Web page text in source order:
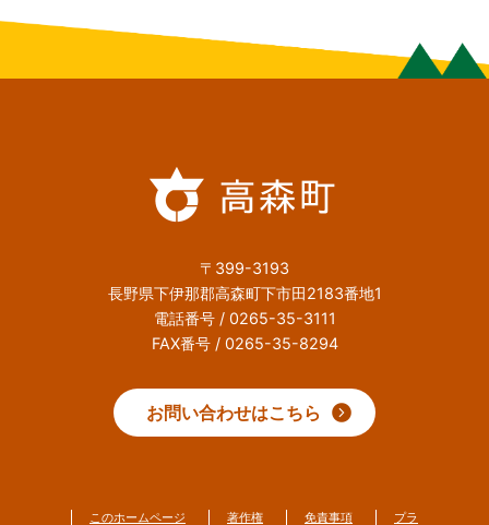
〒399-3193
長野県下伊那郡高森町下市田2183番地1
電話番号 / 0265-35-3111
FAX番号 / 0265-35-8294
お問い合わせはこちら
このホームページ 著作権 免責事項 プラ